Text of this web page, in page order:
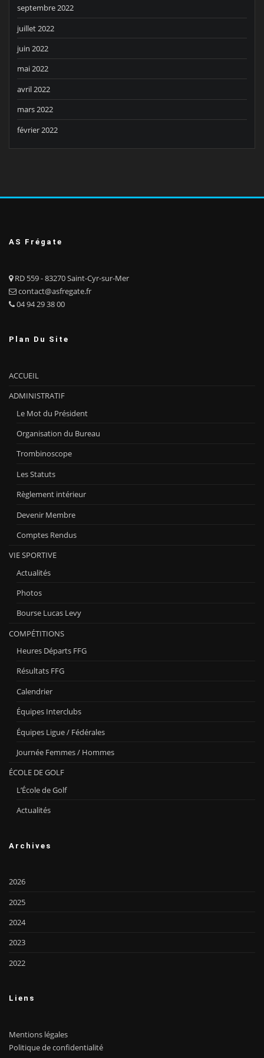
septembre 2022
juillet 2022
juin 2022
mai 2022
avril 2022
mars 2022
février 2022
AS Frégate
RD 559 - 83270 Saint-Cyr-sur-Mer
contact@asfregate.fr
04 94 29 38 00
Plan Du Site
ACCUEIL
ADMINISTRATIF
Le Mot du Président
Organisation du Bureau
Trombinoscope
Les Statuts
Règlement intérieur
Devenir Membre
Comptes Rendus
VIE SPORTIVE
Actualités
Photos
Bourse Lucas Levy
COMPÉTITIONS
Heures Départs FFG
Résultats FFG
Calendrier
Équipes Interclubs
Équipes Ligue / Fédérales
Journée Femmes / Hommes
ÉCOLE DE GOLF
L’École de Golf
Actualités
Archives
2026
2025
2024
2023
2022
Liens
Mentions légales
Politique de confidentialité